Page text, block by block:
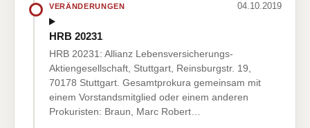
VERÄNDERUNGEN 04.10.2019
HRB 20231
HRB 20231: Allianz Lebensversicherungs-
Aktiengesellschaft, Stuttgart, Reinsburgstr. 19,
70178 Stuttgart. Gesamtprokura gemeinsam mit
einem Vorstandsmitglied oder einem anderen
Prokuristen: Braun, Marc Robert…